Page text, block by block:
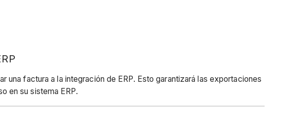
una factura a la integración de ERP. Esto garantizará las exportaciones
en su sistema ERP.